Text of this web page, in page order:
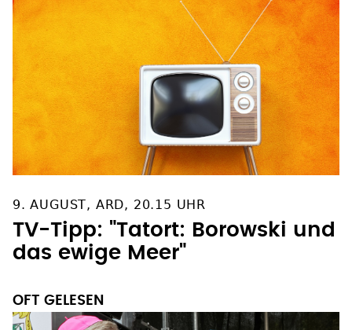
9. AUGUST, ARD, 20.15 UHR
TV-Tipp: "Tatort: Borowski und
das ewige Meer"
OFT GELESEN